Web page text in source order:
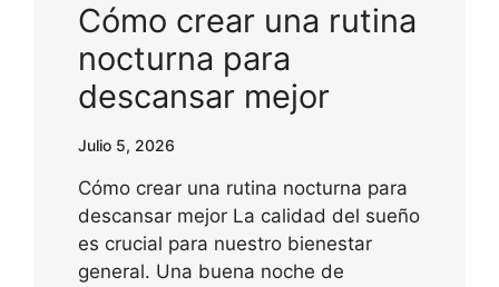
Cómo crear una rutina
nocturna para
descansar mejor
Julio 5, 2026
Cómo crear una rutina nocturna para
descansar mejor La calidad del sueño
es crucial para nuestro bienestar
general. Una buena noche de